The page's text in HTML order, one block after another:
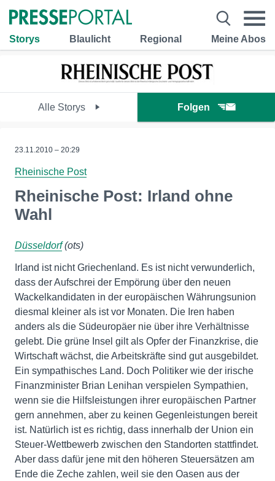
Storys Blaulicht Regional Meine Abos
Alle Storys Folgen
23.11.2010 – 20:29
Rheinische Post
Rheinische Post: Irland ohne
Wahl
Düsseldorf(ots)
Irland ist nicht Griechenland. Es ist nicht verwunderlich,
dass der Aufschrei der Empörung über den neuen
Wackelkandidaten in der europäischen Währungsunion
diesmal kleiner als ist vor Monaten. Die Iren haben
anders als die Südeuropäer nie über ihre Verhältnisse
gelebt. Die grüne Insel gilt als Opfer der Finanzkrise, die
Wirtschaft wächst, die Arbeitskräfte sind gut ausgebildet.
Ein sympathisches Land. Doch Politiker wie der irische
Finanzminister Brian Lenihan verspielen Sympathien,
wenn sie die Hilfsleistungen ihrer europäischen Partner
gern annehmen, aber zu keinen Gegenleistungen bereit
ist. Natürlich ist es richtig, dass innerhalb der Union ein
Steuer-Wettbewerb zwischen den Standorten stattfindet.
Aber dass dafür jene mit den höheren Steuersätzen am
Ende die Zeche zahlen, weil sie den Oasen aus der